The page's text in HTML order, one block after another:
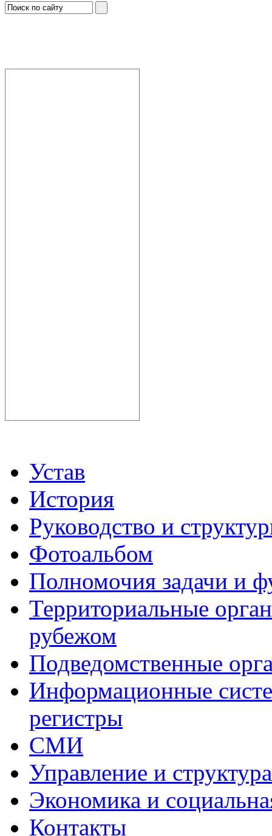
Устав
История
Руководство и
Фотоальбом
Полномочия задачи и
Территориальные
рубежом
Подведомственные
Информационные
регистры
СМИ
Управление и
Экономика и
Контакты